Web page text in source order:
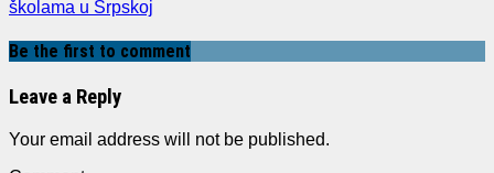
školama u Srpskoj
Be the first to comment
Leave a Reply
Your email address will not be published.